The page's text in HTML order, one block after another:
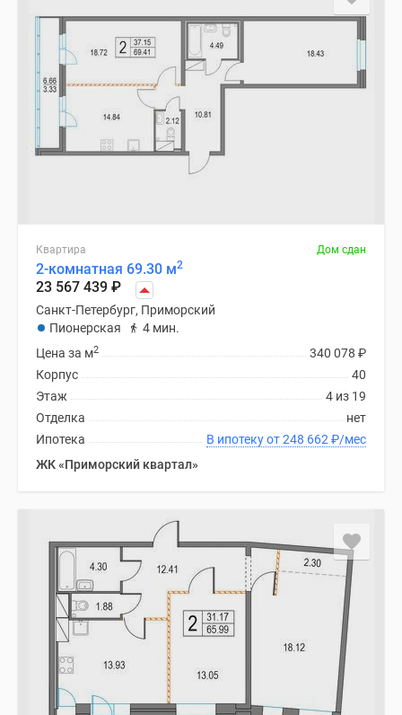
Квартира Дом сдан
2-комнатная 69.30 м2
23 567 439 ₽
Санкт-Петербург, Приморский
Пионерская
4 мин.
340 078 ₽
Цена за м2
40
Корпус
4 из 19
Этаж
нет
Отделка
В ипотеку от 248 662 ₽/мес
Ипотека
ЖК «Приморский квартал»